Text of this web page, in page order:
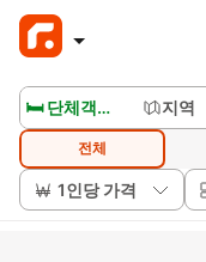
🛏️ 단체객실보기 지역
전체
1인당 가격